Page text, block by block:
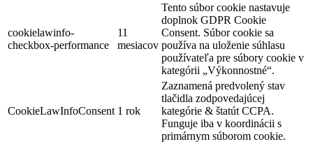
cookielawinfo-
checkbox-performance
11
mesiacov
Tento súbor cookie nastavuje
doplnok GDPR Cookie
Consent. Súbor cookie sa
používa na uloženie súhlasu
používateľa pre súbory cookie v
kategórii „Výkonnostné“.
CookieLawInfoConsent 1 rok
Zaznamená predvolený stav
tlačidla zodpovedajúcej
kategórie & štatút CCPA.
Funguje iba v koordinácii s
primárnym súborom cookie.